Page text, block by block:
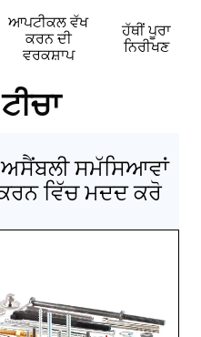
ਆਪਟੀਕਲ ਵੱਖ
ਕਰਨ ਦੀ
ਵਰਕਸ਼ਾਪ
ਹੱਥੀਂ ਪੂਰਾ
ਨਿਰੀਖਣ
ਸਮੱਸਿਆਵਾਂ
ਵਿੱਚ ਮਦਦ ਕਰੋ